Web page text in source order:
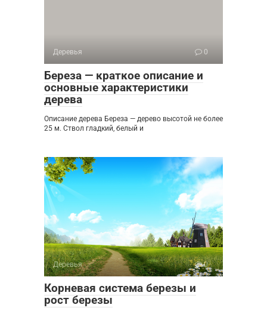
Деревья 0
Береза — краткое описание и
основные характеристики
дерева
Описание дерева Береза — дерево высотой не более
25 м. Ствол гладкий, белый и
Деревья 0
Корневая система березы и
рост березы